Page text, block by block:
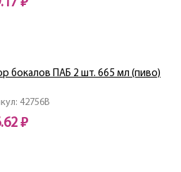
₽
42756B
бокалов ПАБ 2 шт. 665 мл (пиво)
₽